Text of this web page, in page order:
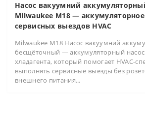
Насос вакуумний
Milwaukee M18 —
сервисных выездов HVAC
Milwaukee M18 Насос вакуумний
бесщёточный — аккумуляторный насос
хладагента, который помогает HVAC-
выполнять сервисные выезды без
внешнего питания...